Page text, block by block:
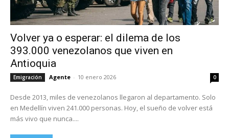
Volver ya o esperar: el dilema de los
393.000 venezolanos que viven en
Antioquia
Emigración Agente - 10 enero 2026 0
Desde 2013, miles de venezolanos llegaron al departamento. Solo
en Medellín viven 241.000 personas. Hoy, el sueño de volver está
más vivo que nunca....